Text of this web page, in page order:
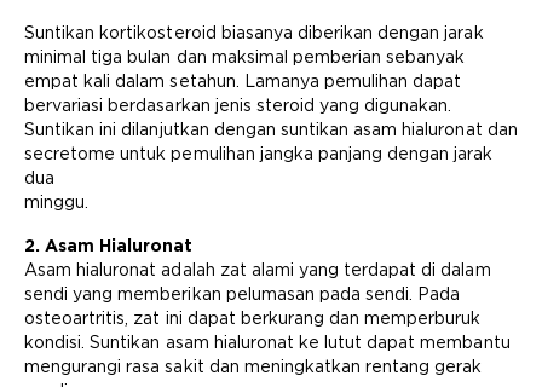
Suntikan kortikosteroid biasanya diberikan dengan jarak
minimal tiga bulan dan maksimal pemberian sebanyak
empat kali dalam setahun. Lamanya pemulihan dapat
bervariasi berdasarkan jenis steroid yang digunakan.
Suntikan ini dilanjutkan dengan suntikan asam hialuronat dan
secretome untuk pemulihan jangka panjang dengan jarak
dua
minggu.
2. Asam Hialuronat
Asam hialuronat adalah zat alami yang terdapat di dalam
sendi yang memberikan pelumasan pada sendi. Pada
osteoartritis, zat ini dapat berkurang dan memperburuk
kondisi. Suntikan asam hialuronat ke lutut dapat membantu
mengurangi rasa sakit dan meningkatkan rentang gerak